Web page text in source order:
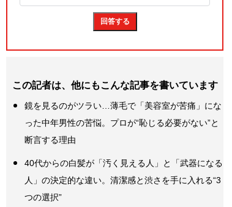
この記者は、他にもこんな記事を書いています
鏡を見るのがツラい…薄毛で「美容室が苦痛」にな
った中年男性の苦悩。プロが“恥じる必要がない”と
断言する理由
40代からの白髪が「汚く見える人」と「武器になる
人」の決定的な違い。清潔感と渋さを手に入れる“3
つの選択”